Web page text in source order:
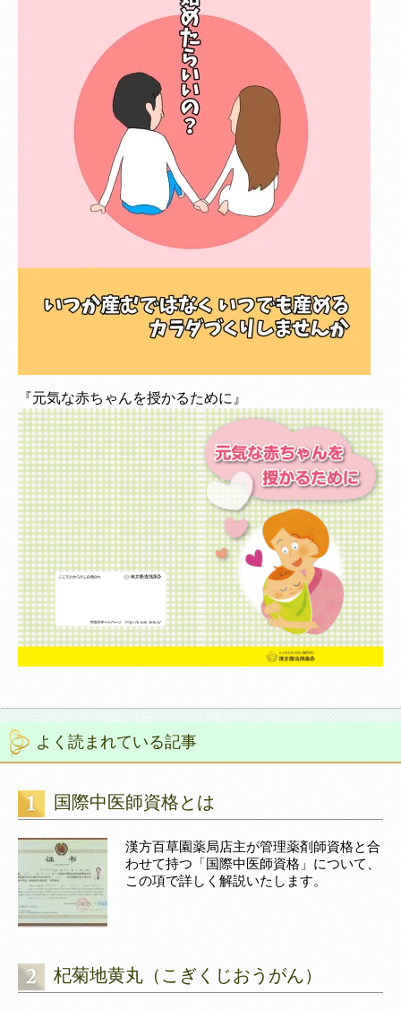
『元気な赤ちゃんを授かるために』
よく読まれている記事
国際中医師資格とは
漢方百草園薬局店主が管理薬剤師資格と合
わせて持つ「国際中医師資格」について、
この項で詳しく解説いたします。
杞菊地黄丸（こぎくじおうがん）